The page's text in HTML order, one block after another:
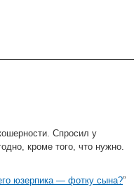
Спросил у
кроме того, что нужно.
юзерпика — фотку сына?”